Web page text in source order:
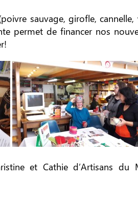
sauvage, girofle,
permet de financer nos
et Cathie d’Artisans